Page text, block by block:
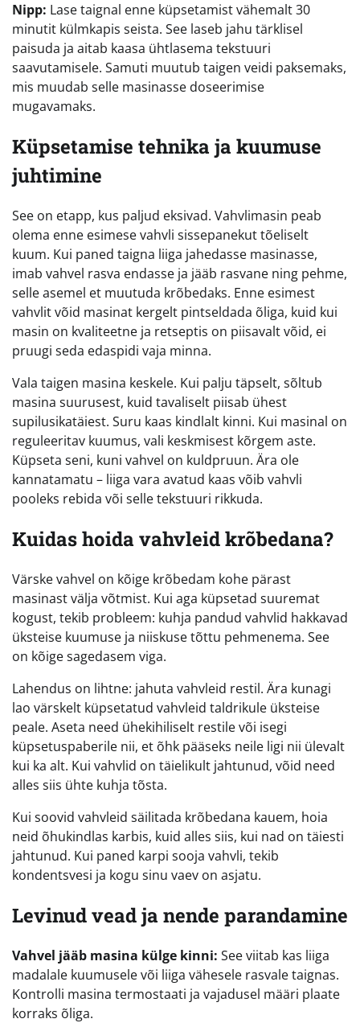
Nipp: Lase taignal enne küpsetamist vähemalt 30
minutit külmkapis seista. See laseb jahu tärklisel
paisuda ja aitab kaasa ühtlasema tekstuuri
saavutamisele. Samuti muutub taigen veidi paksemaks,
mis muudab selle masinasse doseerimise
mugavamaks.
Küpsetamise tehnika ja kuumuse
juhtimine
See on etapp, kus paljud eksivad. Vahvlimasin peab
olema enne esimese vahvli sissepanekut tõeliselt
kuum. Kui paned taigna liiga jahedasse masinasse,
imab vahvel rasva endasse ja jääb rasvane ning pehme,
selle asemel et muutuda krõbedaks. Enne esimest
vahvlit võid masinat kergelt pintseldada õliga, kuid kui
masin on kvaliteetne ja retseptis on piisavalt võid, ei
pruugi seda edaspidi vaja minna.
Vala taigen masina keskele. Kui palju täpselt, sõltub
masina suurusest, kuid tavaliselt piisab ühest
supilusikatäiest. Suru kaas kindlalt kinni. Kui masinal on
reguleeritav kuumus, vali keskmisest kõrgem aste.
Küpseta seni, kuni vahvel on kuldpruun. Ära ole
kannatamatu – liiga vara avatud kaas võib vahvli
pooleks rebida või selle tekstuuri rikkuda.
Kuidas hoida vahvleid krõbedana?
Värske vahvel on kõige krõbedam kohe pärast
masinast välja võtmist. Kui aga küpsetad suuremat
kogust, tekib probleem: kuhja pandud vahvlid hakkavad
üksteise kuumuse ja niiskuse tõttu pehmenema. See
on kõige sagedasem viga.
Lahendus on lihtne: jahuta vahvleid restil. Ära kunagi
lao värskelt küpsetatud vahvleid taldrikule üksteise
peale. Aseta need ühekihiliselt restile või isegi
küpsetuspaberile nii, et õhk pääseks neile ligi nii ülevalt
kui ka alt. Kui vahvlid on täielikult jahtunud, võid need
alles siis ühte kuhja tõsta.
Kui soovid vahvleid säilitada krõbedana kauem, hoia
neid õhukindlas karbis, kuid alles siis, kui nad on täiesti
jahtunud. Kui paned karpi sooja vahvli, tekib
kondentsvesi ja kogu sinu vaev on asjatu.
Levinud vead ja nende parandamine
Vahvel jääb masina külge kinni: See viitab kas liiga
madalale kuumusele või liiga vähesele rasvale taignas.
Kontrolli masina termostaati ja vajadusel määri plaate
korraks õliga.